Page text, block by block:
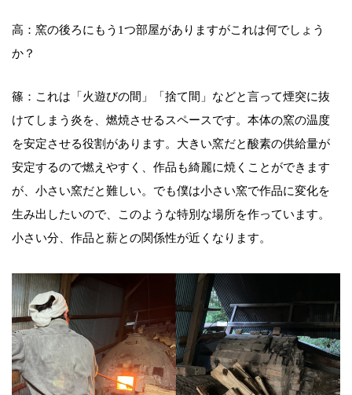
高：窯の後ろにもう1つ部屋がありますがこれは何でしょう
か？
篠：これは「火遊びの間」「捨て間」などと言って煙突に抜
けてしまう炎を、燃焼させるスペースです。本体の窯の温度
を安定させる役割があります。大きい窯だと酸素の供給量が
安定するので燃えやすく、作品も綺麗に焼くことができます
が、小さい窯だと難しい。でも僕は小さい窯で作品に変化を
生み出したいので、このような特別な場所を作っています。
小さい分、作品と薪との関係性が近くなります。